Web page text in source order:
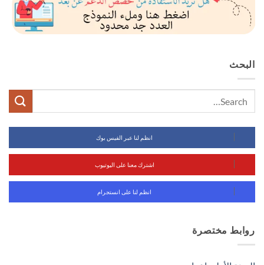
البحث
انظم لنا عبر الفيس بوك
اشترك معنا على اليوتيوب
انظم لنا على انستجرام
روابط مختصرة